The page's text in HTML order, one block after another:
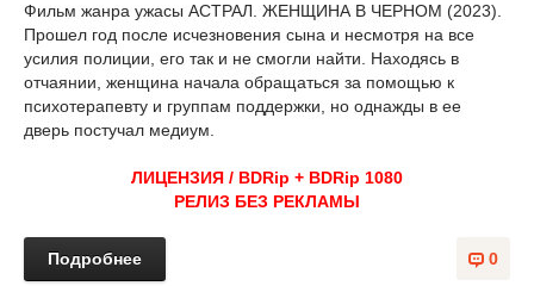
Фильм жанра ужасы АСТРАЛ. ЖЕНЩИНА В ЧЕРНОМ (2023).
Прошел год после исчезновения сына и несмотря на все
усилия полиции, его так и не смогли найти. Находясь в
отчаянии, женщина начала обращаться за помощью к
психотерапевту и группам поддержки, но однажды в ее
дверь постучал медиум.
ЛИЦЕНЗИЯ / BDRip + BDRip 1080
РЕЛИЗ БЕЗ РЕКЛАМЫ
0
Подробнее